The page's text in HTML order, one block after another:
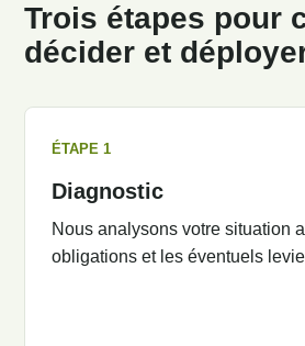
Trois étapes pour
décider et
ÉTAPE 1
Diagnostic
Nous analysons votre situation
obligations et les éventuels